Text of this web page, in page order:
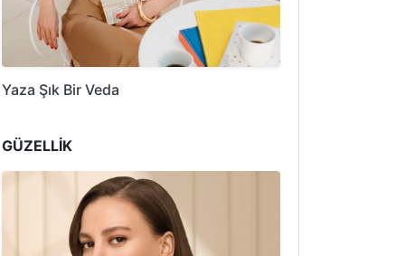
Yaza Şık Bir Veda
GÜZELLİK